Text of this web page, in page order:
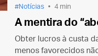
Notícias 4 min
A mentira do
Obter lucros à custa
menos favorecidos